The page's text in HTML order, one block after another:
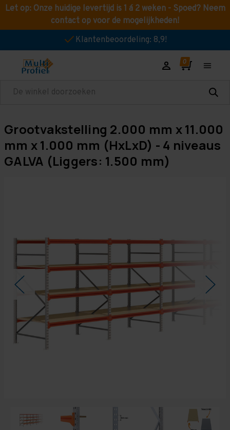
Let op: Onze huidige levertijd is 1 á 2 weken - Spoed? Neem
contact op voor de mogelijkheden!
Klantenbeoordeling: 8,9!
Zoeken
Grootvakstelling 2.000 mm x 11.000
mm x 1.000 mm (HxLxD) - 4 niveaus
GALVA (Liggers: 1.500 mm)